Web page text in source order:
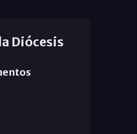
Diócesis